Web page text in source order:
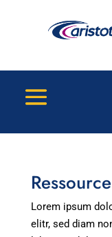
Lorem ipsum
elitr, sed diam